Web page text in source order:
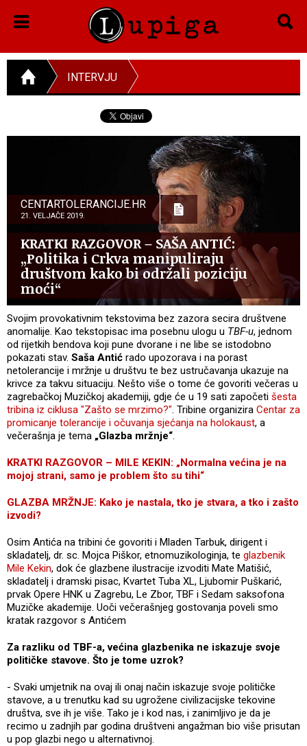
INTERVJU
CENTARTOLERANCIJE.HR
21. VELJAČE 2019.
KRATKI RAZGOVOR – SAŠA ANTIĆ:
„Politika i Crkva manipuliraju
društvom kako bi održali poziciju
moći“
Svojim provokativnim tekstovima bez zazora secira društvene
anomalije. Kao tekstopisac ima posebnu ulogu u TBF-u, jednom
od rijetkih bendova koji pune dvorane i ne libe se istodobno
pokazati stav. Saša Antić rado upozorava i na porast
netolerancije i mržnje u društvu te bez ustručavanja ukazuje na
krivce za takvu situaciju. Nešto više o tome će govoriti večeras u
zagrebačkoj Muzičkoj akademiji, gdje će u 19 sati započeti šesta
tribina iz ciklusa "Zašto se mrzimo?". Tribine organizira Centar za
promicanje tolerancije i očuvanja sjećanja na holokaust, a
večerašnja je tema „Glazba mržnje“.
KRATKI RAZGOVOR – MILE KEKIN: „Normalna većina je na
mojoj strani, samo je problem što su tihi“
GLAZBA MRŽNJE: Kako je nastala, tko je stvara, a tko i zašto
izvodi?
Osim Antića na tribini će govoriti i Mladen Tarbuk, dirigent i
skladatelj, dr. sc. Mojca Piškor, etnomuzikologinja, te glazbenik
Mile Kekin, dok će glazbene ilustracije izvoditi Mate Matišić,
skladatelj i dramski pisac, Kvartet Tuba XL, Ljubomir Puškarić,
prvak Opere HNK u Zagrebu, Le Zbor, TBF i Sedam saksofona
Muzičke akademije. Uoči večerašnjeg gostovanja poveli smo
kratak razgovor s Antićem
Za razliku od TBF-a, većina glazbenika ne iskazuje svoje
političke stavove. Što je tome uzrok?
- Svaki umjetnik na ovaj ili onaj način iskazuje svoje političke
stavove, a u trenutku kad su ugrožene civilizacijske tekovine
društva, sve ih je više. Tako je i kod nas, i zanimljivo je da je
recimo u zadnjih par godina društveni angažman bio više prisutan
u pop glazbi nego u alternativnoj.